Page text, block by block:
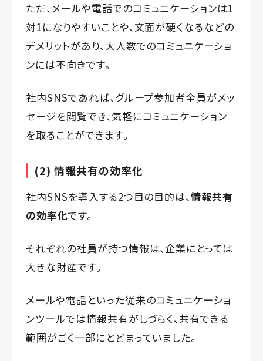
ただ、メールや電話でのコミュニケーションは1
対1になりやすいことや、文面が硬くなるなどの
デメリットがあり、大人数でのコミュニケーショ
ンには不向きです。
社内SNSであれば、グループ参加者全員がメッ
セージを閲覧でき、気軽にコミュニケーション
を取ることができます。
(2) 情報共有の効率化
社内SNSを導入する2つ目の目的は、情報共有
の効率化です。
それぞれの社員が持つ情報は、企業にとっては
大きな財産です。
メールや電話といった従来のコミュニケーショ
ンツールでは情報共有がしづらく、共有できる
範囲がごく一部にとどまっていました。